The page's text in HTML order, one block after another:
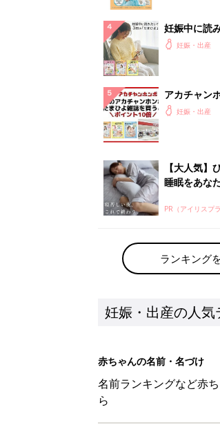
妊娠中に読
よ」妊娠・出産
アカチャン
うとポイン
妊娠・出産
【大人気】
睡眠をあなた
PR（アイリスプラ
ランキング
妊娠・出産の人気
赤ちゃんの名前・名づけ
名前ランキングなど赤
ら